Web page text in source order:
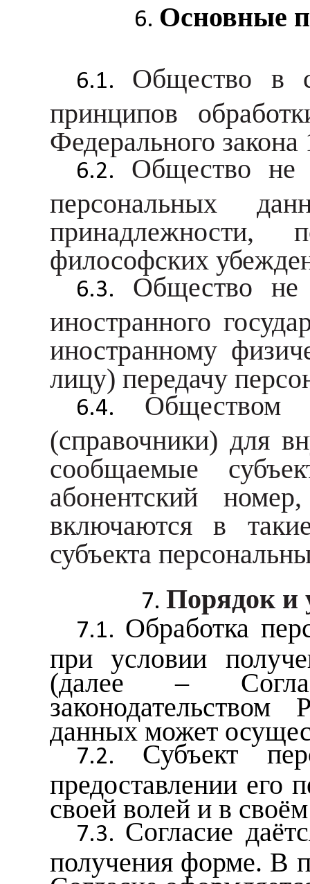
Основные
Общество в
принципов
Федерального
Общество не
персональных
принадлежности,
философских
Общество не
иностранного
иностранному
лицу) передачу
Обществом
(справочники) для
сообщаемые
абонентский
включаются в
субъекта
Порядок и
Обработка
при условии
(далее –
данных может
Субъект
предоставлении его
своей волей и в
Согласие
получения форме. В